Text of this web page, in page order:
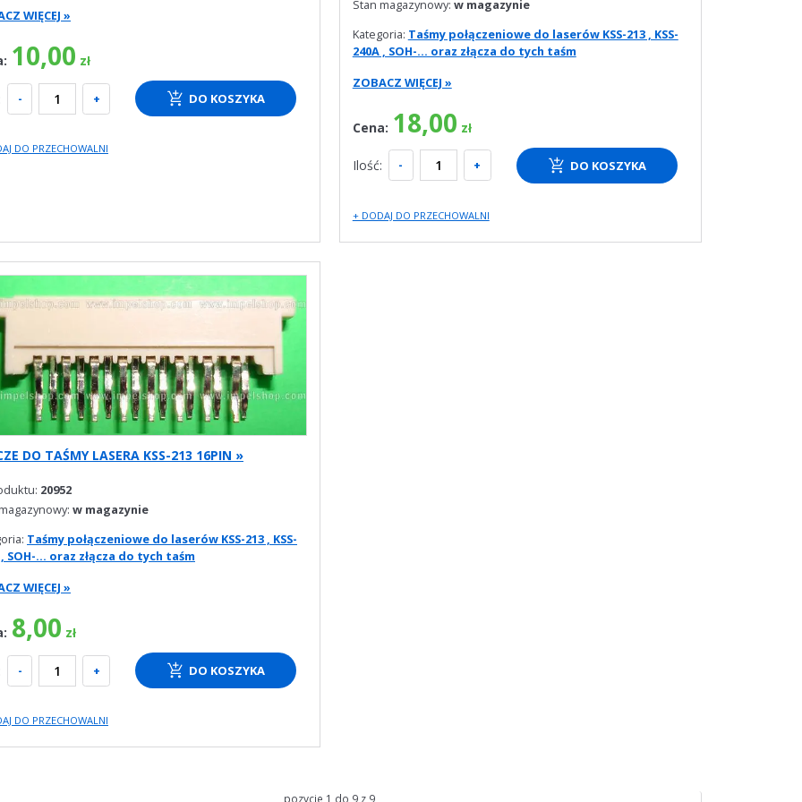
WIĘCEJ »
10,00 zł
- + DO KOSZYKA
DO PRZECHOWALNI
Stan magazynowy: w magazynie
Kategoria: Taśmy połączeniowe do laserów KSS-213 , KSS-
240A , SOH-... oraz złącza do tych taśm
ZOBACZ WIĘCEJ »
Cena: 18,00 zł
Ilość: - + DO KOSZYKA
+ DODAJ DO PRZECHOWALNI
DO TAŚMY LASERA KSS-213 16PIN »
20952
w magazynie
Taśmy połączeniowe do laserów KSS-213 , KSS-
, SOH-... oraz złącza do tych taśm
WIĘCEJ »
8,00 zł
- + DO KOSZYKA
DO PRZECHOWALNI
pozycje 1 do 9 z 9